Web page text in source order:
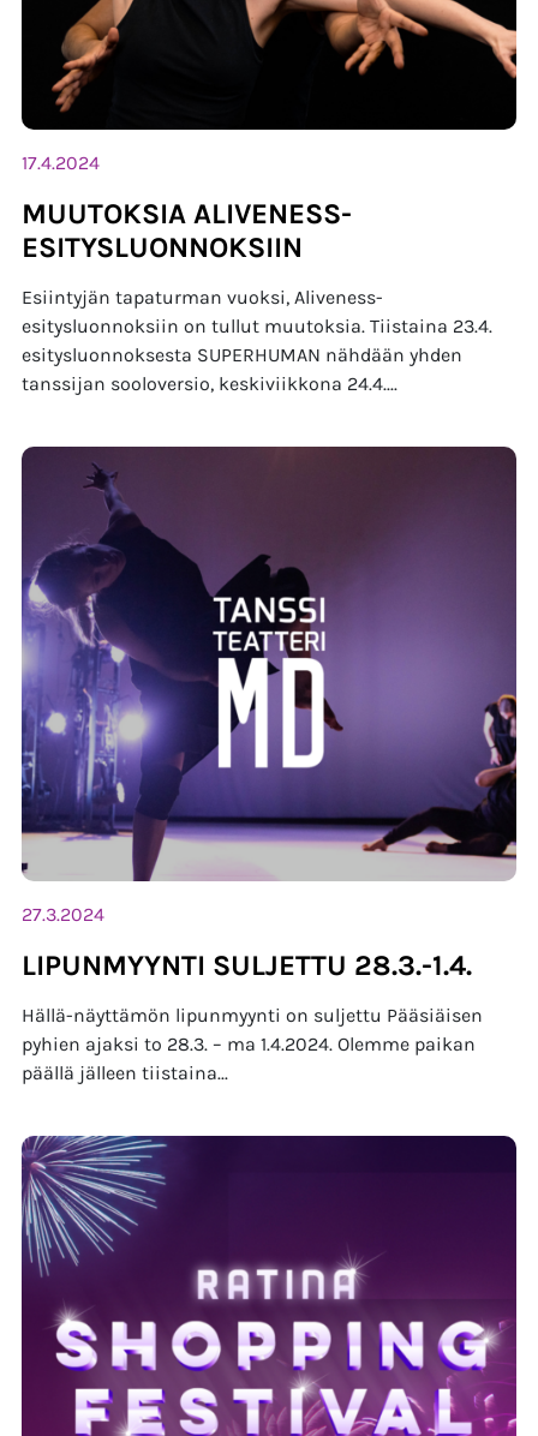
17.4.2024
MUUTOKSIA ALIVENESS-
ESITYSLUONNOKSIIN
Esiintyjän tapaturman vuoksi, Aliveness-
esitysluonnoksiin on tullut muutoksia. Tiistaina 23.4.
esitysluonnoksesta SUPERHUMAN nähdään yhden
tanssijan sooloversio, keskiviikkona 24.4....
27.3.2024
LIPUNMYYNTI SULJETTU 28.3.-1.4.
Hällä-näyttämön lipunmyynti on suljettu Pääsiäisen
pyhien ajaksi to 28.3. – ma 1.4.2024. Olemme paikan
päällä jälleen tiistaina...